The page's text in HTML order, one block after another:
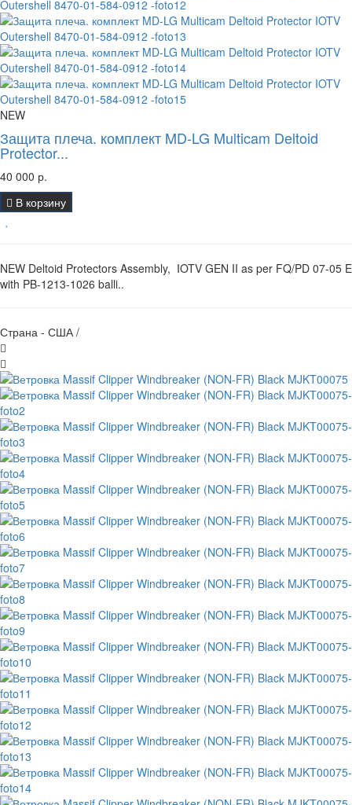
NEW
Защита плеча. комплект MD-LG Multicam Deltoid
Protector...
40 000 р.
В корзину
NEW Deltoid Protectors Assembly, IOTV GEN II as per FQ/PD 07-05 E
with PB-1213-1026 balli..
Страна - США /